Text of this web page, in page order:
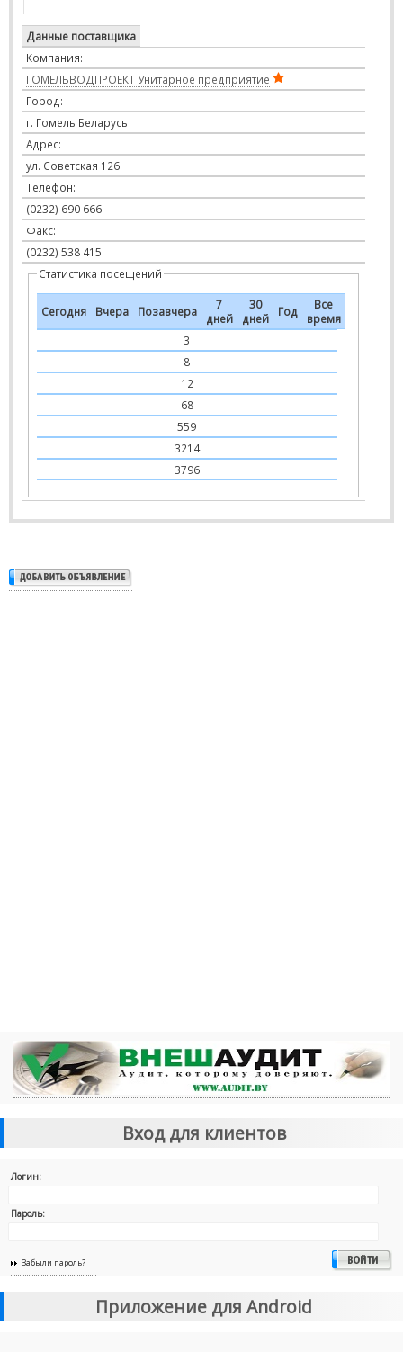
Данные поставщика
Компания:
ГОМЕЛЬВОДПРОЕКТ Унитарное предприятие
Город:
г. Гомель Беларусь
Адрес:
ул. Советская 126
Телефон:
(0232) 690 666
Факс:
(0232) 538 415
Статистика посещений
Сегодня Вчера Позавчера
7
дней
30
дней
Год
Все
время
3
8
12
68
559
3214
3796
Вход для клиентов
Логин:
Пароль:
Забыли пароль?
Приложение для Android